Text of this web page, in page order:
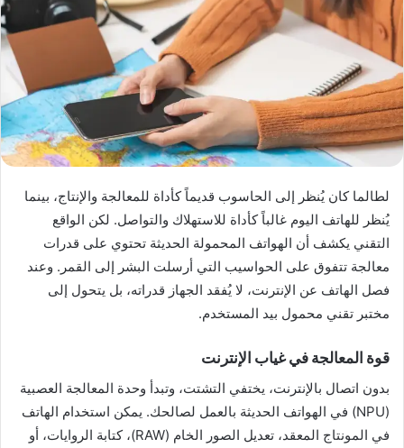
لطالما كان يُنظر إلى الحاسوب قديماً كأداة للمعالجة والإنتاج، بينما
يُنظر للهاتف اليوم غالباً كأداة للاستهلاك والتواصل. لكن الواقع
التقني يكشف أن الهواتف المحمولة الحديثة تحتوي على قدرات
معالجة تتفوق على الحواسيب التي أرسلت البشر إلى القمر. وعند
فصل الهاتف عن الإنترنت، لا يُفقد الجهاز قدراته، بل يتحول إلى
مختبر تقني محمول بيد المستخدم.
قوة المعالجة في غياب الإنترنت
بدون اتصال بالإنترنت، يختفي التشتت، وتبدأ وحدة المعالجة العصبية
(NPU) في الهواتف الحديثة بالعمل لصالحك. يمكن استخدام الهاتف
في المونتاج المعقد، تعديل الصور الخام (RAW)، كتابة الروايات، أو